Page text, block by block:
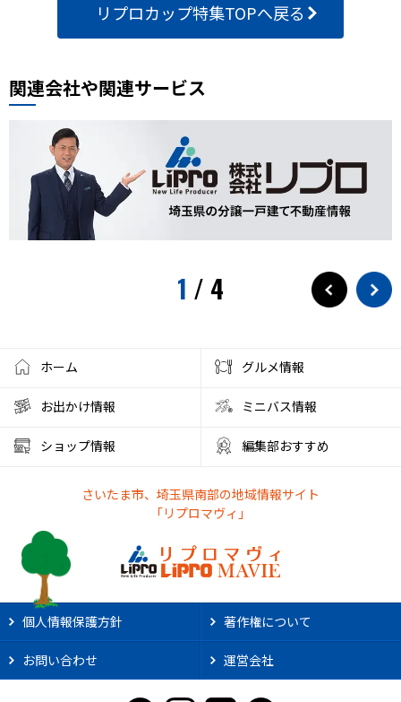
リプロカップ特集TOPへ戻る
関連会社や関連サービス
1 / 4
ホーム グルメ情報
お出かけ情報 ミニバス情報
ショップ情報 編集部おすすめ
さいたま市、埼玉県南部の地域情報サイト
「リプロマヴィ」
個人情報保護方針 著作権について
お問い合わせ 運営会社